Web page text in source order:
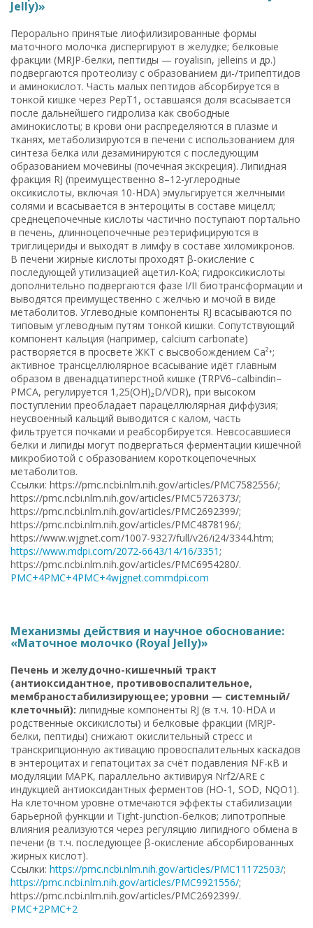
Jelly)»
Перорально принятые лиофилизированные формы
маточного молочка диспергируют в желудке; белковые
фракции (MRJP-белки, пептиды — royalisin, jelleins и др.)
подвергаются протеолизу с образованием ди-/трипептидов
и аминокислот. Часть малых пептидов абсорбируется в
тонкой кишке через PepT1, оставшаяся доля всасывается
после дальнейшего гидролиза как свободные
аминокислоты; в крови они распределяются в плазме и
тканях, метаболизируются в печени с использованием для
синтеза белка или дезаминируются с последующим
образованием мочевины (почечная экскреция). Липидная
фракция RJ (преимущественно 8–12-углеродные
оксикислоты, включая 10-HDA) эмульгируется желчными
солями и всасывается в энтероциты в составе мицелл;
среднецепочечные кислоты частично поступают портально
в печень, длинноцепочечные реэтерифицируются в
триглицериды и выходят в лимфу в составе хиломикронов.
В печени жирные кислоты проходят β-окисление с
последующей утилизацией ацетил-КоА; гидроксикислоты
дополнительно подвергаются фазе I/II биотрансформации и
выводятся преимущественно с желчью и мочой в виде
метаболитов. Углеводные компоненты RJ всасываются по
типовым углеводным путям тонкой кишки. Сопутствующий
компонент кальция (например, calcium carbonate)
растворяется в просвете ЖКТ с высвобождением Ca²⁺;
активное трансцеллюлярное всасывание идёт главным
образом в двенадцатиперстной кишке (TRPV6–calbindin–
PMCA, регулируется 1,25(OH)₂D/VDR), при высоком
поступлении преобладает парацеллюлярная диффузия;
неусвоенный кальций выводится с калом, часть
фильтруется почками и реабсорбируется. Невсосавшиеся
белки и липиды могут подвергаться ферментации кишечной
микробиотой с образованием короткоцепочечных
метаболитов.
Ссылки: https://pmc.ncbi.nlm.nih.gov/articles/PMC7582556/;
https://pmc.ncbi.nlm.nih.gov/articles/PMC5726373/;
https://pmc.ncbi.nlm.nih.gov/articles/PMC2692399/;
https://pmc.ncbi.nlm.nih.gov/articles/PMC4878196/;
https://www.wjgnet.com/1007-9327/full/v26/i24/3344.htm;
https://www.mdpi.com/2072-6643/14/16/3351 ;
https://pmc.ncbi.nlm.nih.gov/articles/PMC6954280/.
PMC+4PMC+4PMC+4wjgnet.commdpi.com
Механизмы действия и научное обоснование:
«Маточное молочко (Royal Jelly)»
Печень и желудочно-кишечный тракт
(антиоксидантное, противовоспалительное,
мембраностабилизирующее; уровни — системный/
клеточный): липидные компоненты RJ (в т.ч. 10-HDA и
родственные оксикислоты) и белковые фракции (MRJP-
белки, пептиды) снижают окислительный стресс и
транскрипционную активацию провоспалительных каскадов
в энтероцитах и гепатоцитах за счёт подавления NF-κB и
модуляции MAPK, параллельно активируя Nrf2/ARE с
индукцией антиоксидантных ферментов (HO-1, SOD, NQO1).
На клеточном уровне отмечаются эффекты стабилизации
барьерной функции и Tight-junction-белков; липотропные
влияния реализуются через регуляцию липидного обмена в
печени (в т.ч. последующее β-окисление абсорбированных
жирных кислот).
Ссылки: https://pmc.ncbi.nlm.nih.gov/articles/PMC11172503/;
https://pmc.ncbi.nlm.nih.gov/articles/PMC9921556/;
https://pmc.ncbi.nlm.nih.gov/articles/PMC2692399/.
PMC+2PMC+2